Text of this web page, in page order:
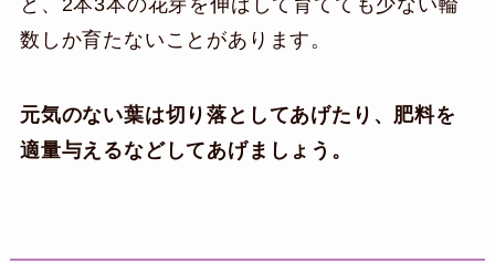
と、2本3本の花芽を伸ばして育てても少ない輪
数しか育たないことがあります。
元気のない葉は切り落としてあげたり、肥料を
適量与えるなどしてあげましょう。